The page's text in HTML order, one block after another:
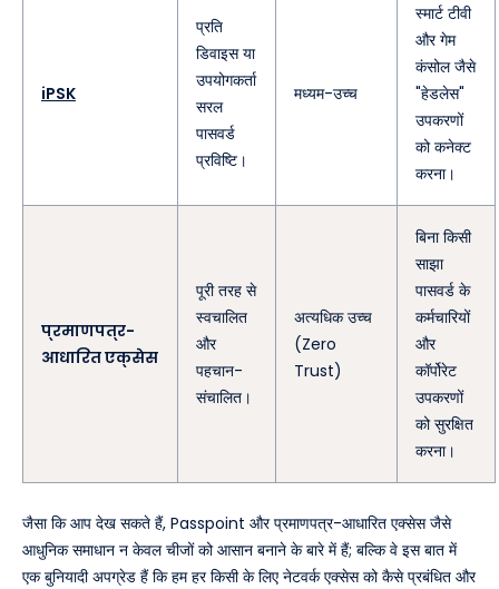
iPSK
प्रति
डिवाइस या
उपयोगकर्ता
सरल
पासवर्ड
प्रविष्टि।
मध्यम-उच्च
स्मार्ट टीवी
और गेम
कंसोल जैसे
"हेडलेस"
उपकरणों
को कनेक्ट
करना।
प्रमाणपत्र-
आधारित एक्सेस
पूरी तरह से
स्वचालित
और
पहचान-
संचालित।
अत्यधिक उच्च
(Zero
Trust)
बिना किसी
साझा
पासवर्ड के
कर्मचारियों
और
कॉर्पोरेट
उपकरणों
को सुरक्षित
करना।
जैसा कि आप देख सकते हैं, Passpoint और प्रमाणपत्र-आधारित एक्सेस जैसे
आधुनिक समाधान न केवल चीजों को आसान बनाने के बारे में हैं; बल्कि वे इस बात में
एक बुनियादी अपग्रेड हैं कि हम हर किसी के लिए नेटवर्क एक्सेस को कैसे प्रबंधित और